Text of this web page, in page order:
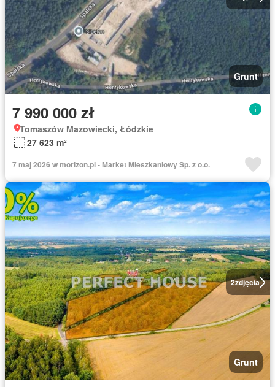
Grunt
7 990 000 zł
Tomaszów Mazowiecki, Łódzkie
27 623 m²
7 maj 2026 w morizon.pl - Market Mieszkaniowy Sp. z o.o.
2zdjęcia
Grunt